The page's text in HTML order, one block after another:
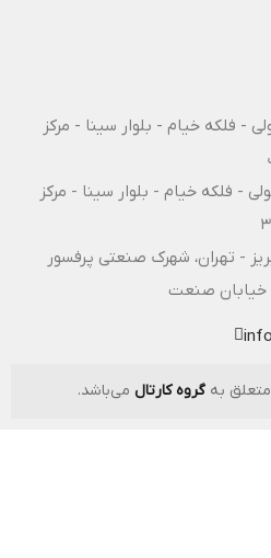
- فلکه خیام - بلوار سینا - مرکز
- فلکه خیام - بلوار سینا - مرکز
۱۰۸ آزادراه تبریز - تهران، شهرک صنعتی پرفسور
خیابان صنعت
بهگروه کارتال می‌باشد.